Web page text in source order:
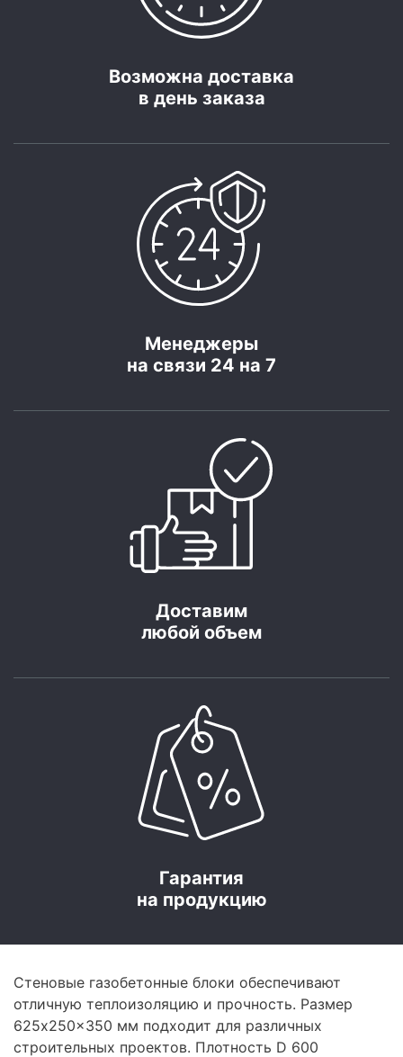
Возможна доставка
в день заказа
Менеджеры
на связи 24 на 7
Доставим
любой объем
Гарантия
на продукцию
Стеновые газобетонные блоки обеспечивают
отличную теплоизоляцию и прочность. Размер
625x250x350 мм подходит для различных
строительных проектов. Плотность D 600